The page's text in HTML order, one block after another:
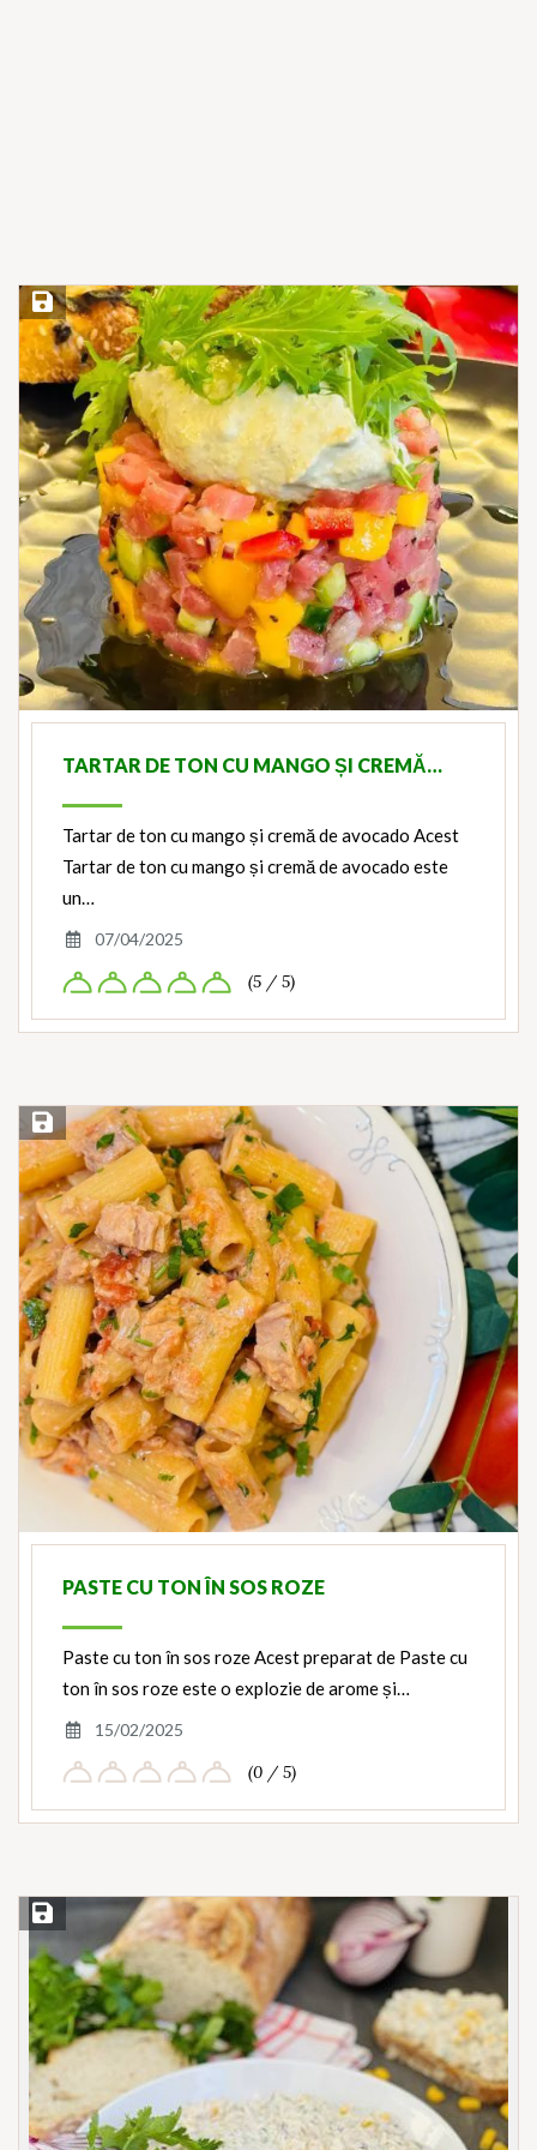
Save Recipe
TARTAR DE TON CU MANGO ȘI CREMĂ…
Tartar de ton cu mango și cremă de avocado Acest
Tartar de ton cu mango și cremă de avocado este
un…
07/04/2025
(5 / 5)
Save Recipe
PASTE CU TON ÎN SOS ROZE
Paste cu ton în sos roze Acest preparat de Paste cu
ton în sos roze este o explozie de arome și…
15/02/2025
(0 / 5)
Save Recipe